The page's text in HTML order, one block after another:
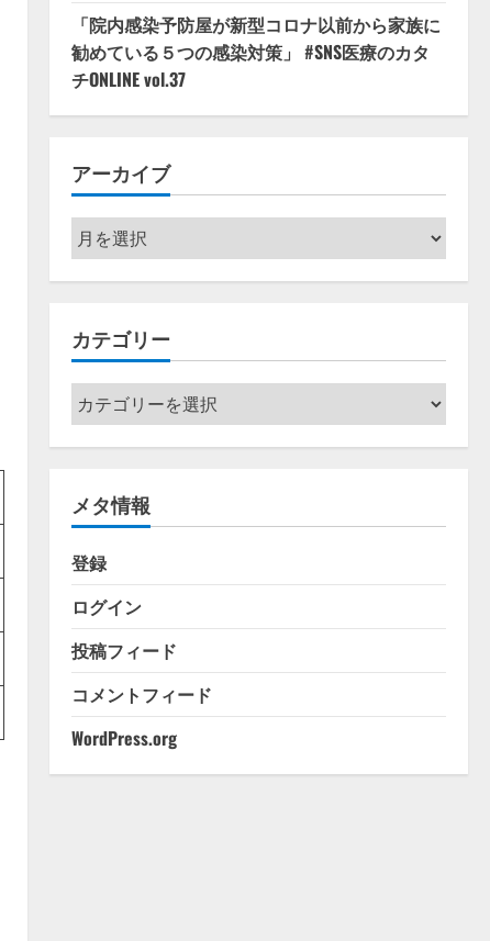
「院内感染予防屋が新型コロナ以前から家族に
勧めている５つの感染対策」 #SNS医療のカタ
チONLINE vol.37
アーカイブ
ア
ー
カ
ブ
カテゴリー
カ
テ
ゴ
ー
メタ情報
登録
ログイン
投稿フィード
コメントフィード
WordPress.org